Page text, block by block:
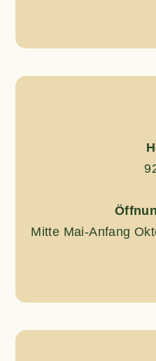
Mitte Mai-Anfang